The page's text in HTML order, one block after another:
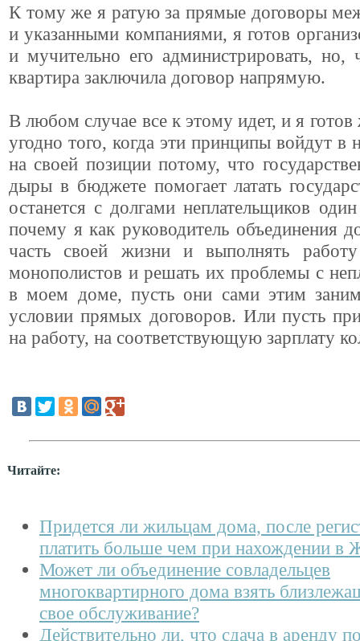
К тому же я ратую за прямые договоры
и указанными компаниями, я готов
и мучительно его администрировать, но,
квартира заключила договор напрямую.
В любом случае все к этому идет, и я готов
угодно того, когда эти принципы войдут
на своей позиции потому, что
дыры в бюджете помогает латать
останется с долгами неплательщиков
почему я как руководитель объединения
часть своей жизни и выполнять работу
монополистов и решать их проблемы с
в моем доме, пусть они сами этим
условии прямых договоров. Или пусть
на работу, на соответствующую зарплату
Читайте:
Придется ли жильцам дома, после
платить больше чем при нахождении в
Может ли объединение совладельцев
многоквартирного дома взять
свое обслуживание?
Действительно ли, что сдача в аренду